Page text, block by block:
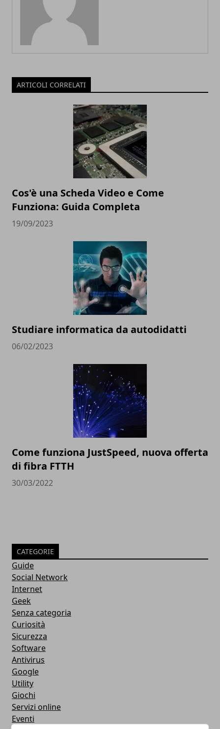
ARTICOLI CORRELATI
Cos'è una Scheda Video e Come
Funziona: Guida Completa
19/09/2023
Studiare informatica da autodidatti
06/02/2023
Come funziona JustSpeed, nuova offerta
di fibra FTTH
30/03/2022
CATEGORIE
Guide
Social Network
Internet
Geek
Senza categoria
Curiosità
Sicurezza
Software
Antivirus
Google
Utility
Giochi
Servizi online
Eventi